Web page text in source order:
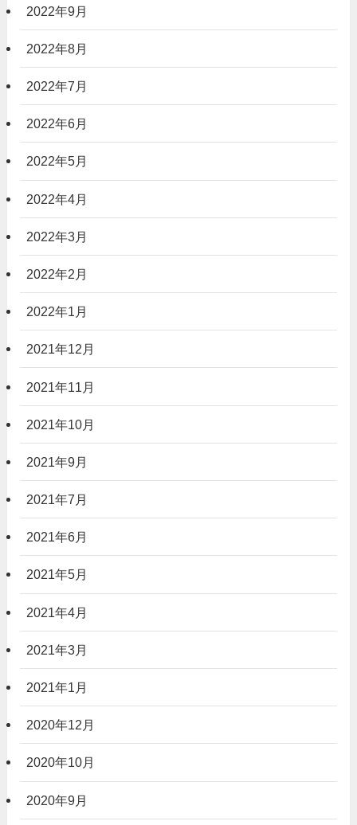
2022年9月
2022年8月
2022年7月
2022年6月
2022年5月
2022年4月
2022年3月
2022年2月
2022年1月
2021年12月
2021年11月
2021年10月
2021年9月
2021年7月
2021年6月
2021年5月
2021年4月
2021年3月
2021年1月
2020年12月
2020年10月
2020年9月